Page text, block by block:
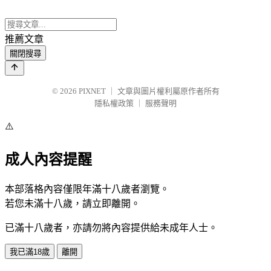
推薦文章
關閉搜尋
© 2026 PIXNET
文章與圖片權利屬原作者所有
隱私權政策
服務聲明
⚠️
成人內容提醒
本部落格內容僅限年滿十八歲者瀏覽。
若您未滿十八歲，請立即離開。
已滿十八歲者，亦請勿將內容提供給未成年人士。
我已滿18歲 離開